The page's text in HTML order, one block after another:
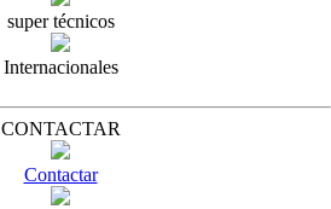
super técnicos
Internacionales
CONTACTAR
Contactar